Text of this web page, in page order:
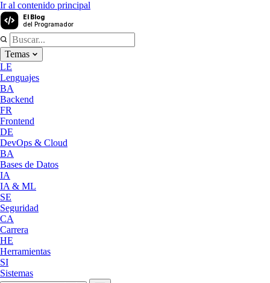
Ir al contenido principal
El Blog
del Programador
Temas
LE
Lenguajes
BA
Backend
FR
Frontend
DE
DevOps & Cloud
BA
Bases de Datos
IA
IA & ML
SE
Seguridad
CA
Carrera
HE
Herramientas
SI
Sistemas